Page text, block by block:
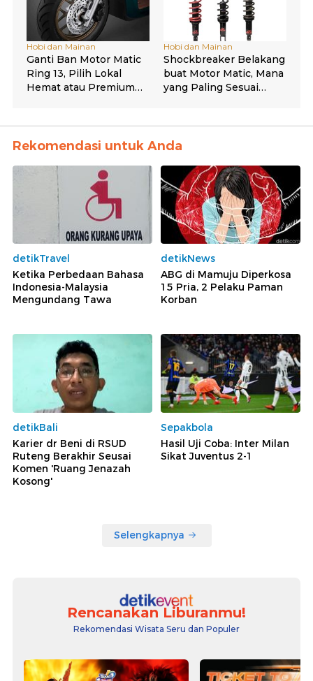
Rekomendasi untuk Anda
detikTravel
Ketika Perbedaan Bahasa
Indonesia-Malaysia
Mengundang Tawa
detikNews
ABG di Mamuju Diperkosa
15 Pria, 2 Pelaku Paman
Korban
detikBali
Karier dr Beni di RSUD
Ruteng Berakhir Seusai
Komen 'Ruang Jenazah
Kosong'
Sepakbola
Hasil Uji Coba: Inter Milan
Sikat Juventus 2-1
Selengkapnya
Rencanakan Liburanmu!
Rekomendasi Wisata Seru dan Populer